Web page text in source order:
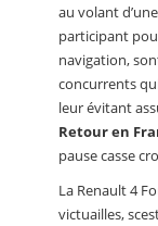
au volant
participant
navigation,
concurrents
leur évitant
Retour en
pause casse
La Renault 4
victuailles,